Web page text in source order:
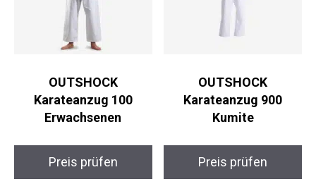
OUTSHOCK
Karateanzug 100
Erwachsenen
Preis prüfen
OUTSHOCK
Karateanzug 900
Kumite
Preis prüfen